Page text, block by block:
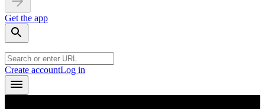
Get the app
Create accountLog in